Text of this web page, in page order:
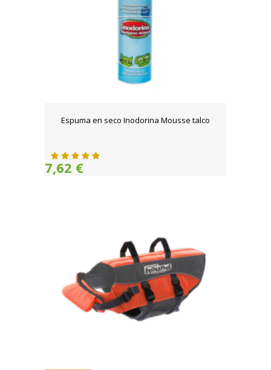
Espuma en seco Inodorina Mousse talco
7,62 €